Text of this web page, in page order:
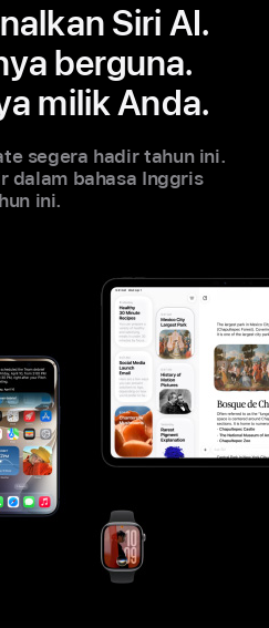
Siri AI.
berguna.
milik Anda.
segera hadir tahun ini.
dalam bahasa Inggris
ini.